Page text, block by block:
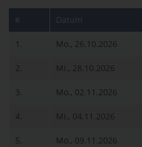
# Datum
1. Mo., 26.10.2026
2. Mi., 28.10.2026
3. Mo., 02.11.2026
4. Mi., 04.11.2026
5. Mo., 09.11.2026